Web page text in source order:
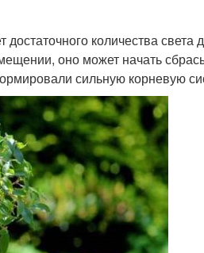
количества света
оно может начать
сильную корневую